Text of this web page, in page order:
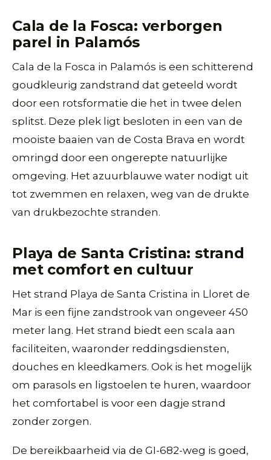
Cala de la Fosca: verborgen
parel in Palamós
Cala de la Fosca in Palamós is een schitterend
goudkleurig zandstrand dat geteeld wordt
door een rotsformatie die het in twee delen
splitst. Deze plek ligt besloten in een van de
mooiste baaien van de Costa Brava en wordt
omringd door een ongerepte natuurlijke
omgeving. Het azuurblauwe water nodigt uit
tot zwemmen en relaxen, weg van de drukte
van drukbezochte stranden.
Playa de Santa Cristina: strand
met comfort en cultuur
Het strand Playa de Santa Cristina in Lloret de
Mar is een fijne zandstrook van ongeveer 450
meter lang. Het strand biedt een scala aan
faciliteiten, waaronder reddingsdiensten,
douches en kleedkamers. Ook is het mogelijk
om parasols en ligstoelen te huren, waardoor
het comfortabel is voor een dagje strand
zonder zorgen.
De bereikbaarheid via de GI-682-weg is goed,